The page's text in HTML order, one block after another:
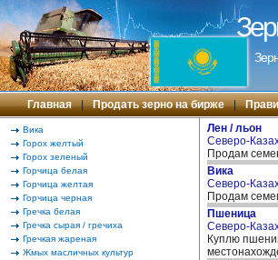
Главная | Продать зерно на бирже |
Вика
Горох желтый
Горох зеленый
Горчица белая
Горчица желтая
Горчица черная
Гречка белая
Гречка сырая / гречиха
Гречкая жареная
Жмых масличных культур
Лен / льон
Северо-
Продам
Вика
Северо-
Продам
Пшеница
Северо-
Куплю